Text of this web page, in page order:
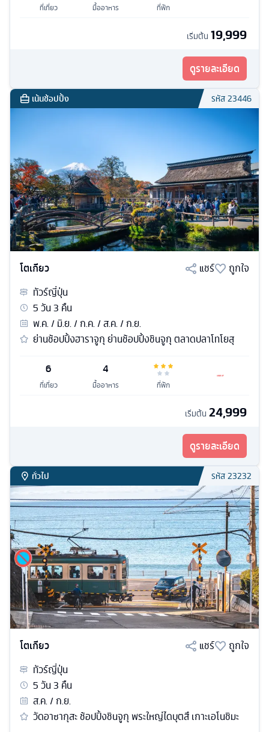
ที่เที่ยว มื้ออาหาร ที่พัก
เริ่มต้น 19,999
ดูรายละเอียด
เน้นช้อปปิ้ง รหัส23446
โตเกียว แชร์
ถูกใจ
ทัวร์ญี่ปุ่น
5วัน3 คืน
พ.ค. / มิ.ย. / ก.ค. / ส.ค. / ก.ย.
ย่านช้อปปิ้งฮาราจูกุ ย่านช้อปปิ้งชินจูกุ ตลาดปลาโทโยสุ
6
ที่เที่ยว
4
มื้ออาหาร ที่พัก
เริ่มต้น 24,999
ดูรายละเอียด
ทั่วไป รหัส23232
โตเกียว แชร์
ถูกใจ
ทัวร์ญี่ปุ่น
5วัน3 คืน
ส.ค. / ก.ย.
วัดอาซากุสะ ช้อปปิ้งชินจูกุ พระใหญ่ไดบุตสึ เกาะเอโนชิมะ